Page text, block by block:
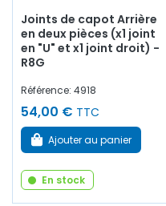
Joints de capot Arrière
en deux pièces (x1 joint
en "U" et x1 joint droit) -
R8G
Référence: 4918
54,00 € TTC
Ajouter au panier
En stock